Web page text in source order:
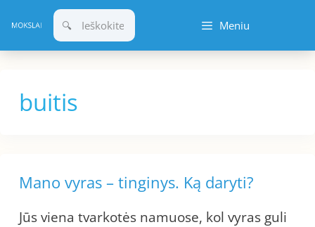
prie
turinio
Meniu
buitis
Mano vyras – tinginys. Ką daryti?
Jūs viena tvarkotės namuose, kol vyras guli